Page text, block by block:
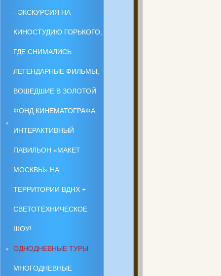
- ЭКСКУРСИЯ НА
КИНОСТУДИЮ ГОРЬКОГО,
ГДЕ СНИМАЛИСЬ
ЛЕГЕНДАРНЫЕ ФИЛЬМЫ,
ВОШЕДШИЕ В ЗОЛОТОЙ
ФОНД КИНЕМАТОГРАФА.
ИНТЕРАКТИВНЫЙ
ПАВИЛЬОН «МАКЕТ
МОСКВЫ» НА
ТЕРРИТОРИИ ВДНХ +
СВЕТОТЕХНИЧЕСКОЕ
ШОУ!
ОДНОДНЕВНЫЕ ТУРЫ
МНОГОДНЕВНЫЕ